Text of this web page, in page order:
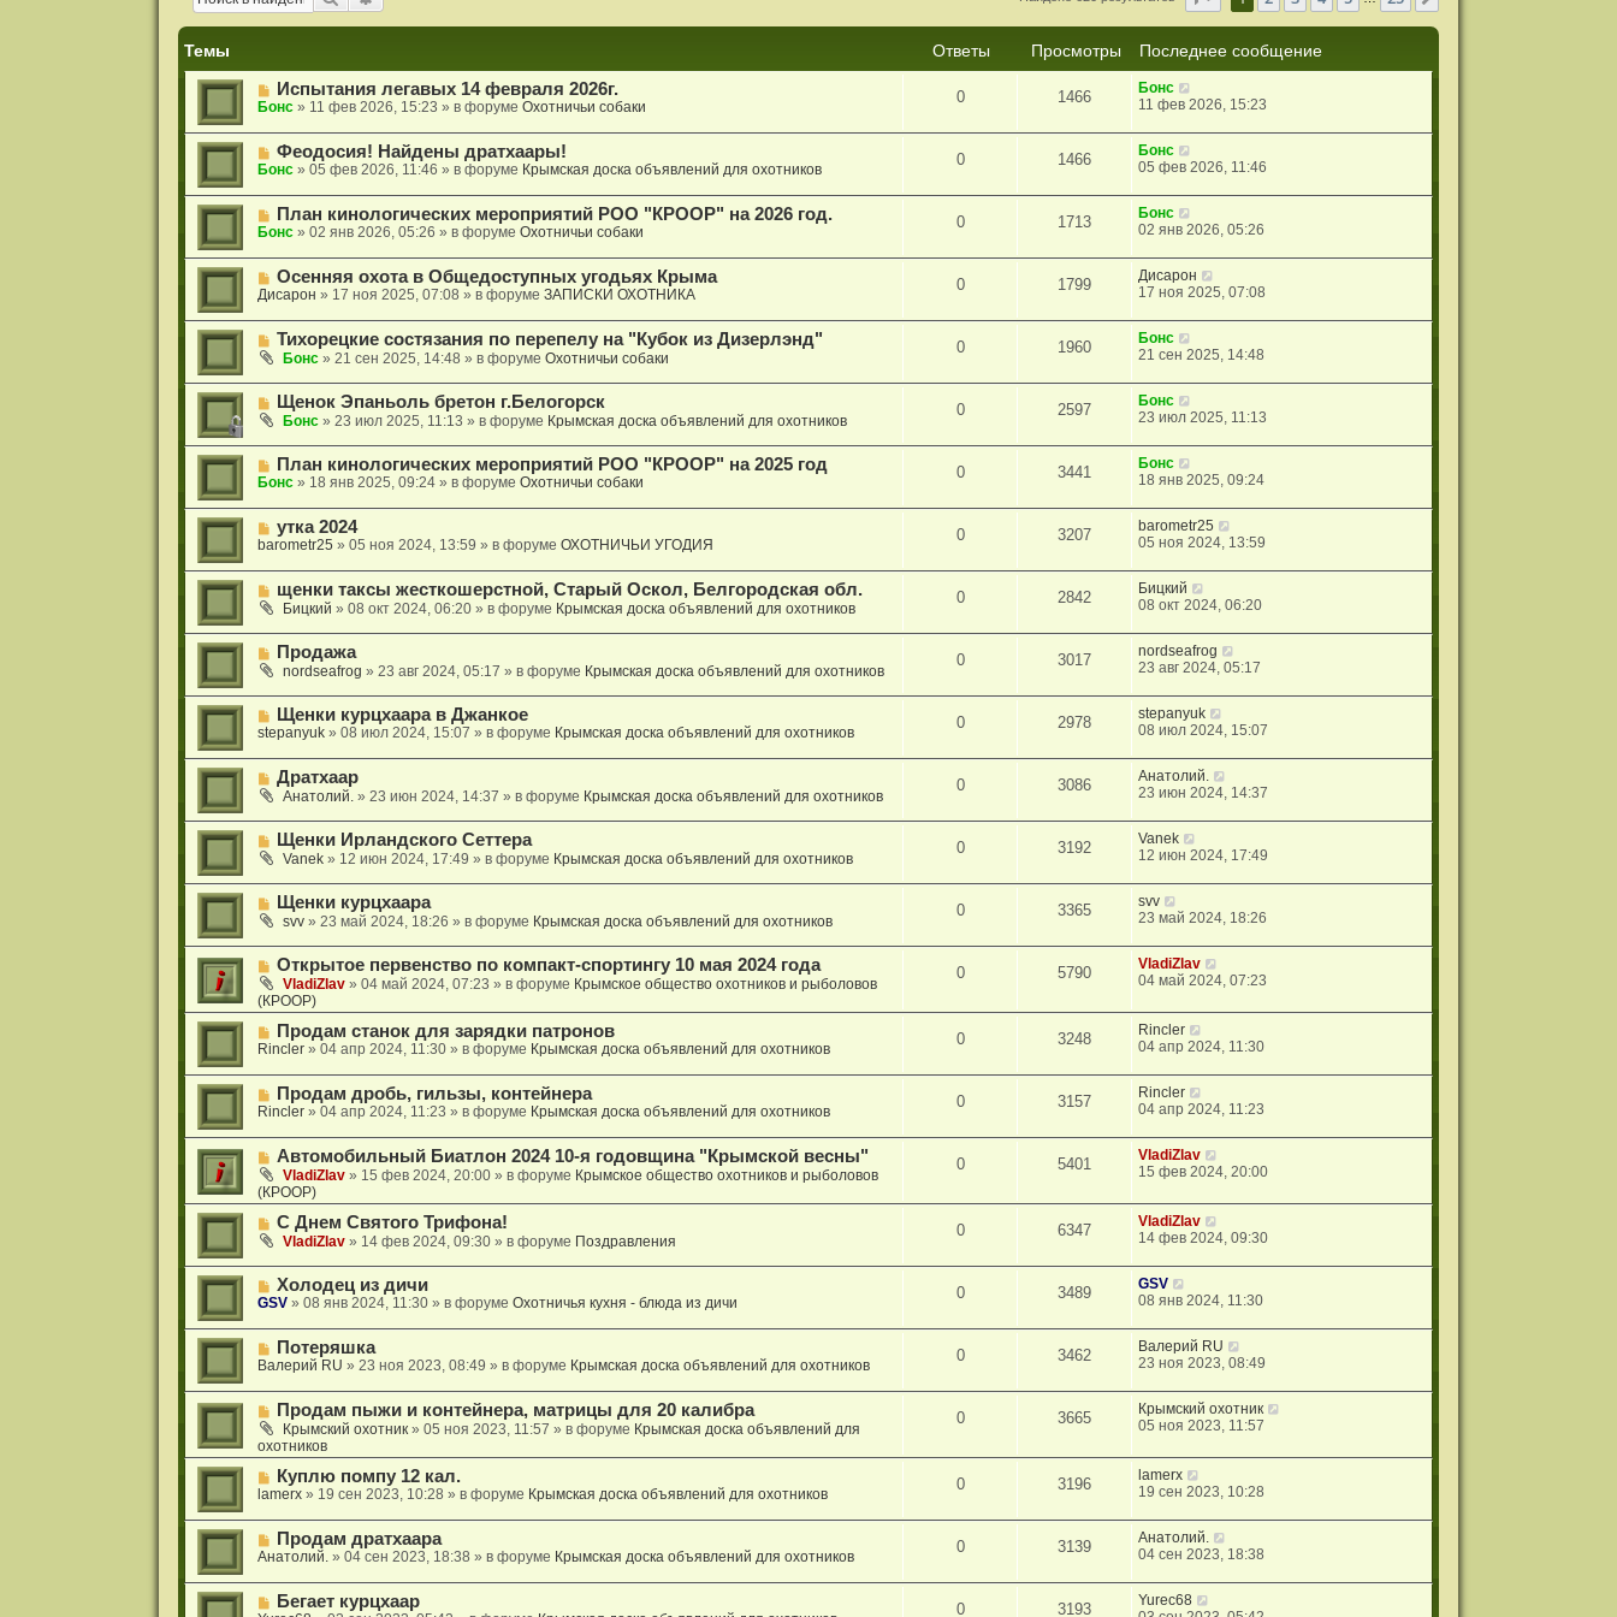
Темы Ответы Просмотры Последнее сообщение
Н
о
о
е
с
о
б
щ
е
н
и
Испытания легавых 14 февраля 2026г.
Бонс» 11 фев 2026, 15:23 » в форуме Охотничьи собаки
0 1466
Бонс
11 фев 2026, 15:23
Н
о
о
е
с
о
б
щ
е
н
е
Феодосия! Найдены дратхаары!
Бонс» 05 фев 2026, 11:46 » в форуме Крымская доска объявлений для охотников
0 1466
Бонс
05 фев 2026, 11:46
Н
о
о
е
с
о
щ
е
н
е
План кинологических мероприятий РОО "КРООР" на 2026 год.
Бонс» 02 янв 2026, 05:26 » в форуме Охотничьи собаки
0 1713
Бонс
02 янв 2026, 05:26
Н
о
о
с
о
б
щ
е
н
и
Осенняя охота в Общедоступных угодьях Крыма
Дисарон » 17 ноя 2025, 07:08 » в форуме ЗАПИСКИ ОХОТНИКА
0 1799
Дисарон
17 ноя 2025, 07:08
Н
о
о
е
с
о
б
щ
е
н
и
Тихорецкие состязания по перепелу на "Кубок из Дизерлэнд"
Бонс» 21 сен 2025, 14:48 » в форуме Охотничьи собаки
0 1960
Бонс
21 сен 2025, 14:48
Н
о
о
е
с
б
щ
е
н
е
Щенок Эпаньоль бретон г.Белогорск
Бонс» 23 июл 2025, 11:13 » в форуме Крымская доска объявлений для охотников
0 2597
Бонс
23 июл 2025, 11:13
Н
о
о
е
с
б
щ
е
н
е
План кинологических мероприятий РОО "КРООР" на 2025 год
Бонс» 18 янв 2025, 09:24» в форуме Охотничьи собаки
0 3441
Бонс
18 янв 2025, 09:24
Н
о
о
е
с
о
б
щ
е
н
и
е
утка 2024
barometr25 » 05 ноя 2024, 13:59 » в форуме ОХОТНИЧЬИ УГОДИЯ
0 3207
barometr25
05 ноя 2024, 13:59
Н
о
о
е
с
о
б
щ
е
н
и
е
щенки таксы жесткошерстной, Старый Оскол, Белгородская обл.
Бицкий » 08 окт 2024, 06:20» в форуме Крымская доска объявлений для охотников
0 2842
Бицкий
08 окт 2024, 06:20
Н
о
о
е
с
б
щ
е
н
е
Продажа
nordseafrog » 23 авг 2024, 05:17 » в форуме Крымская доска объявлений для охотников
0 3017
nordseafrog
23 авг 2024, 05:17
Н
о
о
е
с
о
б
щ
е
н
е
Щенки курцхаара в Джанкое
stepanyuk» 08 июл 2024, 15:07 » в форуме Крымская доска объявлений для охотников
0 2978
stepanyuk
08 июл 2024, 15:07
Н
о
о
е
с
о
б
щ
е
н
е
Дратхаар
Анатолий.» 23 июн 2024, 14:37 » в форуме Крымская доска объявлений для охотников
0 3086
Анатолий.
23 июн 2024, 14:37
Н
о
о
е
с
о
б
щ
е
н
и
е
Щенки Ирландского Сеттера
Vanek» 12 июн 2024, 17:49 » в форуме Крымская доска объявлений для охотников
0 3192
Vanek
12 июн 2024, 17:49
Н
о
о
е
с
о
о
б
щ
н
и
е
Щенки курцхаара
svv» 23 май 2024, 18:26 » в форуме Крымская доска объявлений для охотников
0 3365
svv
23 май 2024, 18:26
Н
о
в
о
с
о
б
щ
и
е
Открытое первенство по компакт-спортингу 10 мая 2024 года
VladiZlav» 04 май 2024, 07:23 » в форуме Крымское общество охотников и рыболовов
(КРООР)
0 5790
VladiZlav
04 май 2024, 07:23
Н
о
о
е
с
б
щ
е
н
и
е
Продам станок для зарядки патронов
Rincler» 04 апр 2024, 11:30» в форуме Крымская доска объявлений для охотников
0 3248
Rincler
04 апр 2024, 11:30
Н
о
о
е
с
о
о
б
щ
н
и
е
Продам дробь, гильзы, контейнера
Rincler» 04 апр 2024, 11:23 » в форуме Крымская доска объявлений для охотников
0 3157
Rincler
04 апр 2024, 11:23
Н
о
в
о
е
с
о
б
щ
н
и
е
Автомобильный Биатлон 2024 10-я годовщина "Крымской весны"
VladiZlav» 15 фев 2024, 20:00» в форуме Крымское общество охотников и рыболовов
(КРООР)
0 5401
VladiZlav
15 фев 2024, 20:00
Н
о
о
е
с
о
б
щ
е
н
е
С Днем Святого Трифона!
VladiZlav» 14 фев 2024, 09:30» в форуме Поздравления
0 6347
VladiZlav
14 фев 2024, 09:30
Н
о
о
е
с
о
б
щ
е
н
и
е
Холодец из дичи
GSV» 08 янв 2024, 11:30» в форуме Охотничья кухня - блюда из дичи
0 3489
GSV
08 янв 2024, 11:30
Н
о
о
е
с
о
о
б
щ
н
и
е
Потеряшка
Валерий RU » 23 ноя 2023, 08:49 » в форуме Крымская доска объявлений для охотников
0 3462
Валерий RU
23 ноя 2023, 08:49
Н
о
в
о
с
о
б
щ
н
и
Продам пыжи и контейнера, матрицы для 20 калибра
Крымский охотник» 05 ноя 2023, 11:57 » в форуме Крымская доска объявлений для
охотников
0 3665
Крымский охотник
05 ноя 2023, 11:57
Н
о
о
е
с
о
б
Куплю помпу 12 кал.
lamerx» 19 сен 2023, 10:28 » в форуме Крымская доска объявлений для охотников
0 3196
lamerx
19 сен 2023, 10:28
Н
о
о
е
Продам дратхаара
Анатолий.» 04 сен 2023, 18:38 » в форуме Крымская доска объявлений для охотников
0 3139
Анатолий.
04 сен 2023, 18:38
НБегает курцхаар 0 3193
Yurec68